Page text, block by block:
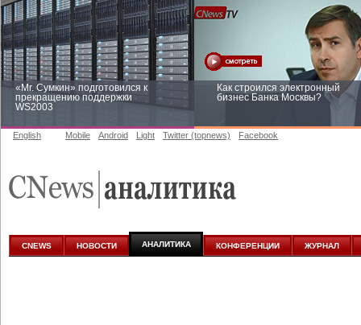
«Mr. Сумкин» подготовился к
прекращению поддержки
WS2003
Как строился электронный
бизнес Банка Москвы?
аналитике
English Mobile Android Light Twitter (topnews) Facebook
CNEWS НОВОСТИ АНАЛИТИКА КОНФЕРЕНЦИИ ЖУРНАЛ